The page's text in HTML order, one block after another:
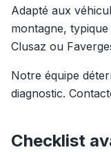
Adapté aux
montagne,
Clusaz ou
Notre équipe
diagnostic.
Checklist